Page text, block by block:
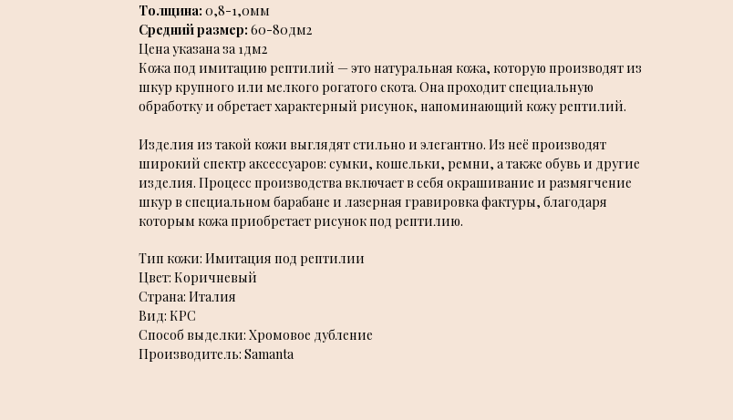
Толщина: 0,8-1,0мм
Средний размер: 60-80дм2
Цена указана за 1дм2
Кожа под имитацию рептилий — это натуральная кожа, которую производят из
шкур крупного или мелкого рогатого скота. Она проходит специальную
обработку и обретает характерный рисунок, напоминающий кожу рептилий.
Изделия из такой кожи выглядят стильно и элегантно. Из неё производят
широкий спектр аксессуаров: сумки, кошельки, ремни, а также обувь и другие
изделия. Процесс производства включает в себя окрашивание и размягчение
шкур в специальном барабане и лазерная гравировка фактуры, благодаря
которым кожа приобретает рисунок под рептилию.
Тип кожи: Имитация под рептилии
Цвет: Коричневый
Страна: Италия
Вид: КРС
Способ выделки: Хромовое дубление
Производитель: Samanta